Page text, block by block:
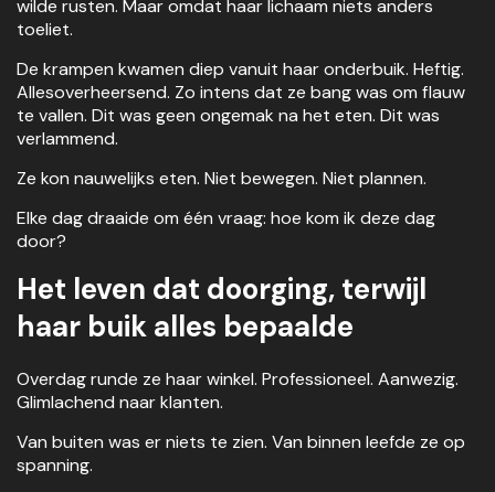
wilde rusten. Maar omdat haar lichaam niets anders
toeliet.
De krampen kwamen diep vanuit haar onderbuik. Heftig.
Allesoverheersend. Zo intens dat ze bang was om flauw
te vallen. Dit was geen ongemak na het eten. Dit was
verlammend.
Ze kon nauwelijks eten. Niet bewegen. Niet plannen.
Elke dag draaide om één vraag: hoe kom ik deze dag
door?
Het leven dat doorging, terwijl
haar buik alles bepaalde
Overdag runde ze haar winkel. Professioneel. Aanwezig.
Glimlachend naar klanten.
Van buiten was er niets te zien. Van binnen leefde ze op
spanning.